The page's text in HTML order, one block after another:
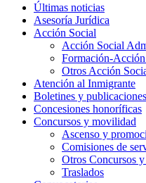
Últimas noticias
Asesoría Jurídica
Acción Social
Acción Social
Formación-
Otros Acción
Atención al Inmigrante
Boletines y
Concesiones honoríficas
Concursos y movilidad
Ascenso y
Comisiones de
Otros Concursos
Traslados